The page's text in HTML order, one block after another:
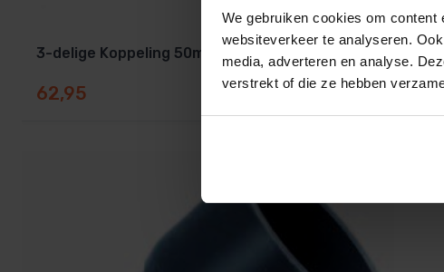
We gebruiken cookies om
websiteverkeer te analyseren.
media, adverteren en analyse.
verstrekt of die ze hebben
3-delige Koppeling 50mm Messing PVC
62,95